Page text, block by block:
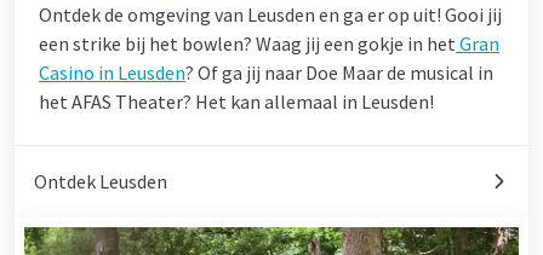
Ontdek de omgeving van Leusden en ga er op uit! Gooi jij
een strike bij het bowlen? Waag jij een gokje in het Gran
Casino in Leusden? Of ga jij naar Doe Maar de musical in
het AFAS Theater? Het kan allemaal in Leusden!
Ontdek Leusden